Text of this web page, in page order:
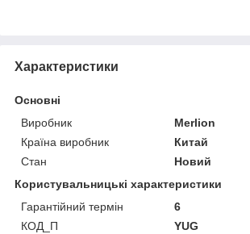
Характеристики
Основні
Виробник
Merlion
Країна виробник
Китай
Стан
Новий
Користувальницькі характеристики
Гарантійний термін
6
КОД_П
YUG